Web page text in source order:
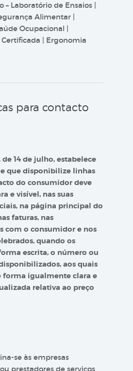
– Laboratório de Ensaios |
Alimentar |
Ocupacional |
| Ergonomia
para contacto
14 de julho, estabelece
que disponibilize linhas
do consumidor deve
e visível, nas suas
na página principal do
faturas, nas
com o consumidor e nos
quando os
escrita, o número ou
aos quais
forma igualmente clara e
relativa ao preço
se às empresas
prestadores de serviços